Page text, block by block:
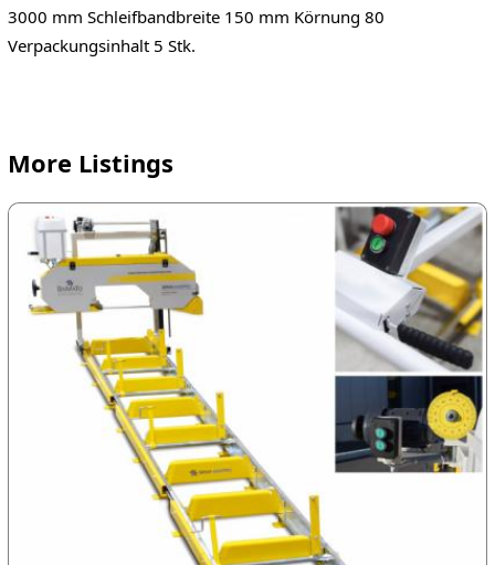
3000 mm Schleifbandbreite 150 mm Körnung 80
Verpackungsinhalt 5 Stk.
More Listings